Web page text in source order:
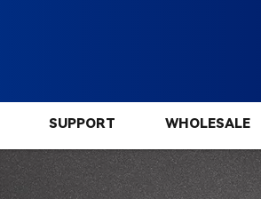
SUPPORT WHOLESALE